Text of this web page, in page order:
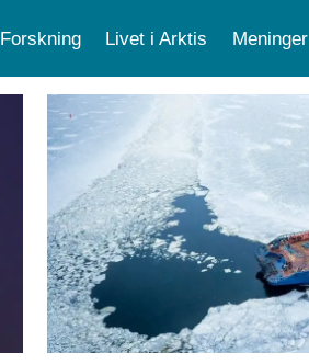
Forskning Livet i Arktis Meninger